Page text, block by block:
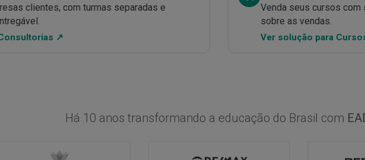
clientes, com turmas separadas e
↗
Venda seus cursos com
sobre as vendas.
Ver solução para
Há 10 anos transformando a educação do Brasil com